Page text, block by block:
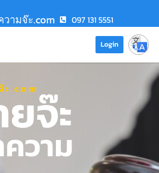
ามจ๊ะ.com 097 131 5551
Login
.comจ๊ะ
วาม